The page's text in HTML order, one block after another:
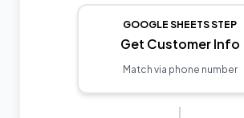
GOOGLE SHEETS STEP
Get Customer Info
Match via phone number